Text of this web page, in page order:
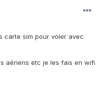
carte sim pour voler avec
aériens etc je les fais en wifi